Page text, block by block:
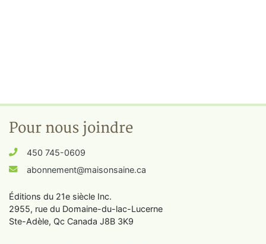
Pour nous joindre
450 745-0609
abonnement@maisonsaine.ca
Éditions du 21e siècle Inc.
2955, rue du Domaine-du-lac-Lucerne
Ste-Adèle, Qc Canada J8B 3K9